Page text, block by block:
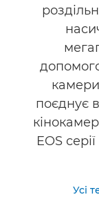
Підтримка
поєднує
EOS
Усі